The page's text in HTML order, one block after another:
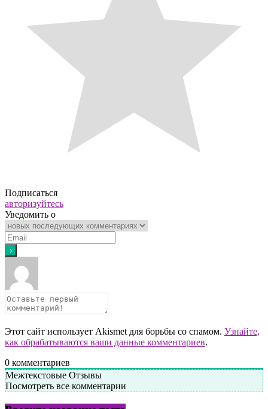
Подписаться
авторизуйтесь
Уведомить о
Этот сайт использует Akismet для борьбы со спамом. Узнайте,
как обрабатываются ваши данные комментариев.
0 комментариев
Межтекстовые Отзывы
Посмотреть все комментарии